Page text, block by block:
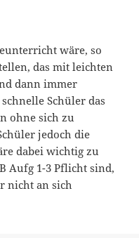
wäre, so
das mit leichten
dann immer
Schüler das
ohne sich zu
jedoch die
dabei wichtig zu
Aufg 1-3 Pflicht sind,
nicht an sich